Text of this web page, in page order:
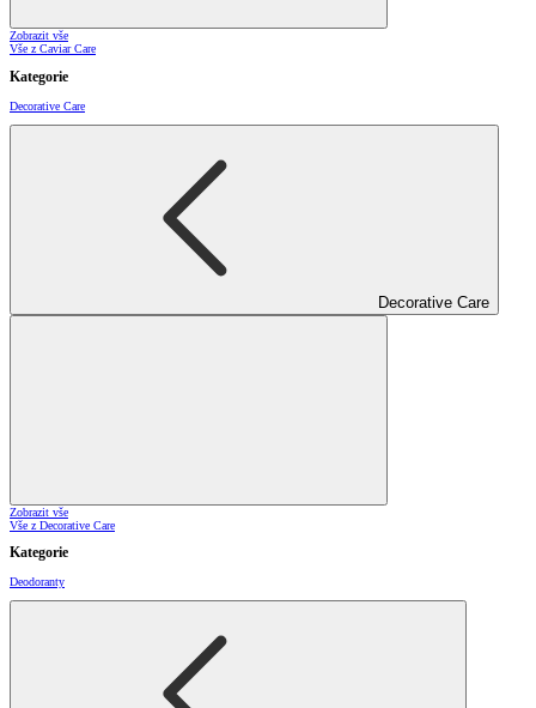
Zobrazit vše
Vše z Caviar Care
Kategorie
Decorative Care
Decorative Care
Zobrazit vše
Vše z Decorative Care
Kategorie
Deodoranty